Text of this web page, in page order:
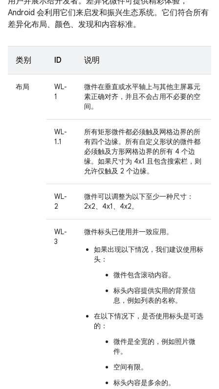
Android 会利用它们来启发和振兴生态系统。它们符合所有
差异化布局、颜色、发现和内容标准。
类别 ID 说明
布局
WL-
1
微件在垂直或水平轴上与其他主屏幕元
素正确对齐，并且不会占用不必要的空
间。
WL-
1.1
所有矩形微件都必须触及网格边界的所
有四个边缘。所有自定义形状的微件都
必须触及方形网格边界的所有 4 个边
缘。如果尺寸为 4x1 且包含搜索栏，则
允许仅触及 2 个边缘。
WL-
2
微件可以调整为以下至少一种尺寸：
2x2、4x1、4x2。
WL-
3
微件标头已使用并一致应用。
如果出现以下情况，我们建议使用标
头：
微件包含滚动内容。
标头内容提供实用的背景信
息，例如列表的名称。
在以下情况下，是否使用标头是可选
的：
微件是全宽的，例如照片微
件。
空间有限。
标头内容是多余的。